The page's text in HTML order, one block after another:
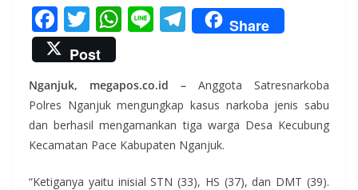
F
ac
e
b
o
o
k
T
w
itt
er
W
s
A
p
p
Li T
el
gr
a
m
Share
Post
Nganjuk, megapos.co.id – Anggota Satresnarkoba
Polres Nganjuk mengungkap kasus narkoba jenis sabu
dan berhasil mengamankan tiga warga Desa Kecubung
Kecamatan Pace Kabupaten Nganjuk.
“Ketiganya yaitu inisial STN (33), HS (37), dan DMT (39).